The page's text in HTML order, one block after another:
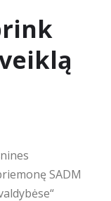
SADM